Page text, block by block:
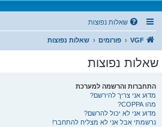
שאלות נפוצות
VGF פורומים שאלות נפוצות
שאלות נפוצות
התחברות והרשמה למערכת
מדוע אני צריך להירשם?
מהו COPPA?
מדוע אני לא יכול להרשם?
נרשמתי אבל אני לא מצליח להתחבר!